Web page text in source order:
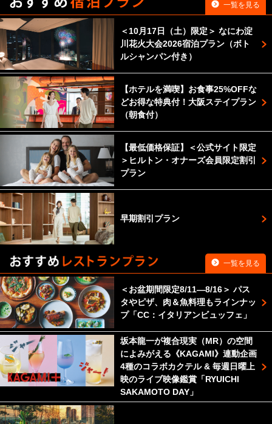
一覧を見る
＜10月17日（土）限定＞ なにわ淀
川花火大会2026宿泊プラン（ボト
ルシャンパン付き）
【ホテルを満喫】お食事25%OFFな
どお得な特典付！大阪ステイプラン
（朝食付）
【最低価格保証】＜公式サイト限定
＞ヒルトン・オナーズ会員限定割引
プラン
早期割引プラン
一覧を見る
＜お盆期間限定8/11―8/16＞ パス
タやピザ、肉＆魚料理もラインナッ
プ「CC：イタリアンビュッフェ」
坂本龍一が複合現実（MR）の空間
によみがえる《KAGAMI》連動企画
4種のコラボカクテル & 毎週日曜上
映のライブ映像鑑賞「RYUICHI
SAKAMOTO DAY」